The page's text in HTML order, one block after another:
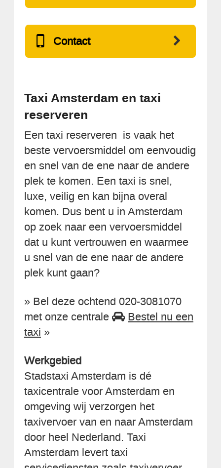
Contact
Taxi Amsterdam en taxi
reserveren
Een taxi reserveren is vaak het
beste vervoersmiddel om eenvoudig
en snel van de ene naar de andere
plek te komen. Een taxi is snel,
luxe, veilig en kan bijna overal
komen. Dus bent u in Amsterdam
op zoek naar een vervoersmiddel
dat u kunt vertrouwen en waarmee
u snel van de ene naar de andere
plek kunt gaan?
» Bel deze ochtend 020-3081070
met onze centrale
Bestel nu een
taxi »
Werkgebied
Stadstaxi Amsterdam is dé
taxicentrale voor Amsterdam en
omgeving wij verzorgen het
taxivervoer van en naar Amsterdam
door heel Nederland. Taxi
Amsterdam levert taxi